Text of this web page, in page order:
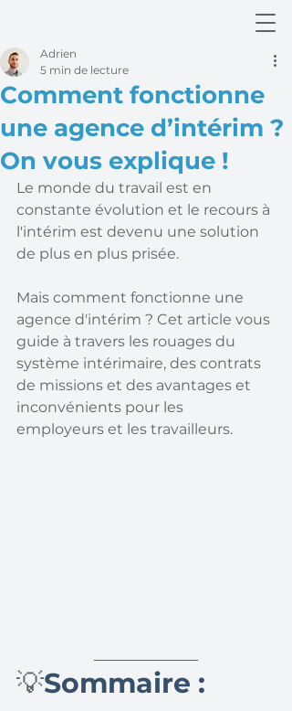
Comment fonctionne
une agence d’intérim ?
On vous explique !
Adrien
5 min de lecture
Le monde du travail est en
constante évolution et le recours à
l'intérim est devenu une solution
de plus en plus prisée.
Mais comment fonctionne une
agence d'intérim ? Cet article vous
guide à travers les rouages du
système intérimaire, des contrats
de missions et des avantages et
inconvénients pour les
employeurs et les travailleurs.
💡Sommaire :